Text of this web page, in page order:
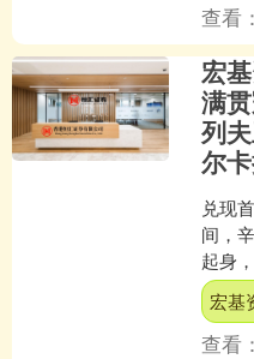
查看：
宏
满
列
尔
兑现
间，
起身
网男
7（7
宏基
查看